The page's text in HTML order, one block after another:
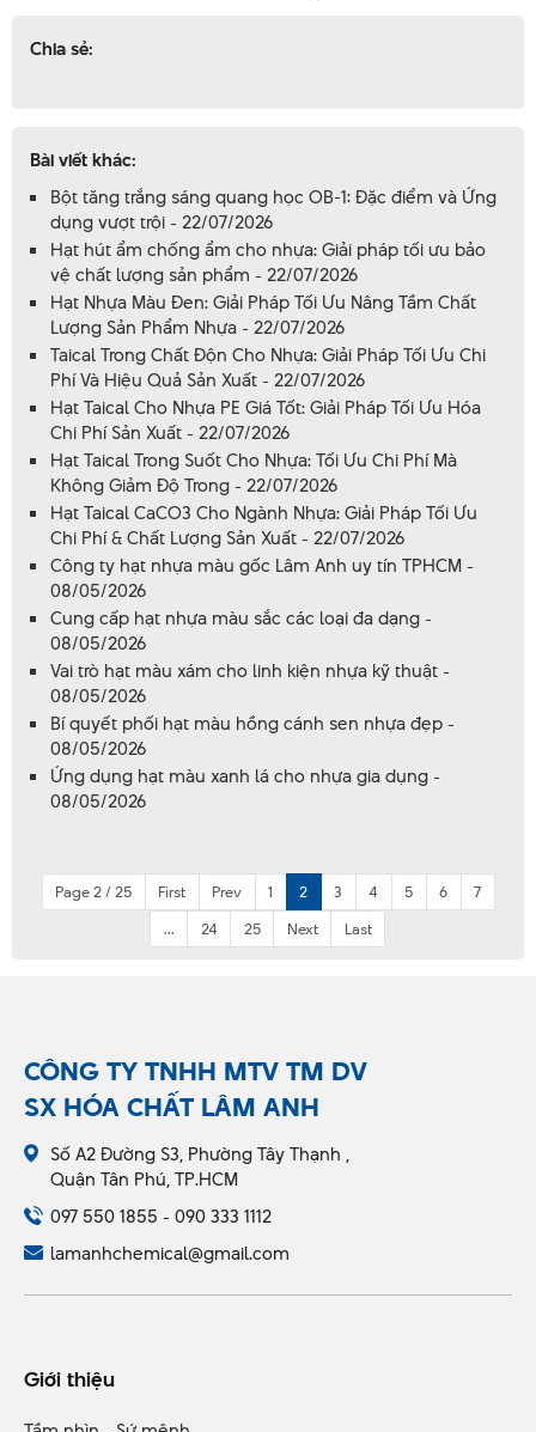
Chia sẻ:
Bài viết khác:
Bột tăng trắng sáng quang học OB-1: Đặc điểm và Ứng
dụng vượt trội - 22/07/2026
Hạt hút ẩm chống ẩm cho nhựa: Giải pháp tối ưu bảo
vệ chất lượng sản phẩm - 22/07/2026
Hạt Nhựa Màu Đen: Giải Pháp Tối Ưu Nâng Tầm Chất
Lượng Sản Phẩm Nhựa - 22/07/2026
Taical Trong Chất Độn Cho Nhựa: Giải Pháp Tối Ưu Chi
Phí Và Hiệu Quả Sản Xuất - 22/07/2026
Hạt Taical Cho Nhựa PE Giá Tốt: Giải Pháp Tối Ưu Hóa
Chi Phí Sản Xuất - 22/07/2026
Hạt Taical Trong Suốt Cho Nhựa: Tối Ưu Chi Phí Mà
Không Giảm Độ Trong - 22/07/2026
Hạt Taical CaCO3 Cho Ngành Nhựa: Giải Pháp Tối Ưu
Chi Phí & Chất Lượng Sản Xuất - 22/07/2026
Công ty hạt nhựa màu gốc Lâm Anh uy tín TPHCM -
08/05/2026
Cung cấp hạt nhựa màu sắc các loại đa dạng -
08/05/2026
Vai trò hạt màu xám cho linh kiện nhựa kỹ thuật -
08/05/2026
Bí quyết phối hạt màu hồng cánh sen nhựa đẹp -
08/05/2026
Ứng dụng hạt màu xanh lá cho nhựa gia dụng -
08/05/2026
Page 2 / 25 First Prev 1 2 3 4 5 6
7
...
24 25 Next Last
CÔNG TY TNHH MTV TM DV
SX HÓA CHẤT LÂM ANH
Số A2 Đường S3, Phường Tây Thạnh ,
Quận Tân Phú, TP.HCM
097 550 1855 - 090 333 1112
lamanhchemical@gmail.com
Giới thiệu